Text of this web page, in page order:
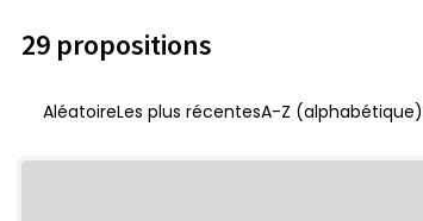
29 propositions
AléatoireLes plus récentesA-Z (alphabétique)